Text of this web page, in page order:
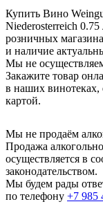
Купить Вино
Niederosterreich
розничных
и наличие
Мы не
Закажите товар
в наших
картой.
Мы не продаём
Продажа
осуществляется в
законодательством.
Мы будем рады
по телефону +7 985